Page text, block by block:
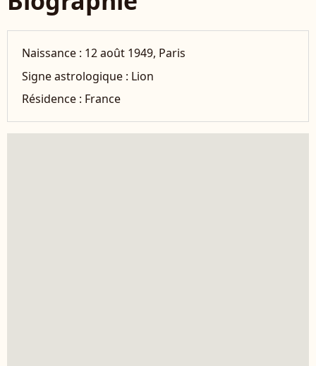
Naissance : 12 août 1949, Paris
Signe astrologique : Lion
Résidence : France